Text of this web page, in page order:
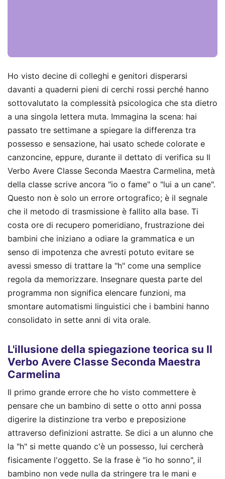
Ho visto decine di colleghi e genitori disperarsi
davanti a quaderni pieni di cerchi rossi perché hanno
sottovalutato la complessità psicologica che sta dietro
a una singola lettera muta. Immagina la scena: hai
passato tre settimane a spiegare la differenza tra
possesso e sensazione, hai usato schede colorate e
canzoncine, eppure, durante il dettato di verifica su Il
Verbo Avere Classe Seconda Maestra Carmelina, metà
della classe scrive ancora "io o fame" o "lui a un cane".
Questo non è solo un errore ortografico; è il segnale
che il metodo di trasmissione è fallito alla base. Ti
costa ore di recupero pomeridiano, frustrazione dei
bambini che iniziano a odiare la grammatica e un
senso di impotenza che avresti potuto evitare se
avessi smesso di trattare la "h" come una semplice
regola da memorizzare. Insegnare questa parte del
programma non significa elencare funzioni, ma
smontare automatismi linguistici che i bambini hanno
consolidato in sette anni di vita orale.
L'illusione della spiegazione teorica su Il
Verbo Avere Classe Seconda Maestra
Carmelina
Il primo grande errore che ho visto commettere è
pensare che un bambino di sette o otto anni possa
digerire la distinzione tra verbo e preposizione
attraverso definizioni astratte. Se dici a un alunno che
la "h" si mette quando c'è un possesso, lui cercherà
fisicamente l'oggetto. Se la frase è "io ho sonno", il
bambino non vede nulla da stringere tra le mani e